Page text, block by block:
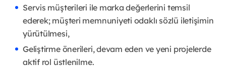
Servis müşterileri ile marka değerlerini temsil
ederek; müşteri memnuniyeti odaklı sözlü iletişimin
yürütülmesi,
Geliştirme önerileri, devam eden ve yeni projelerde
aktif rol üstlenilme.